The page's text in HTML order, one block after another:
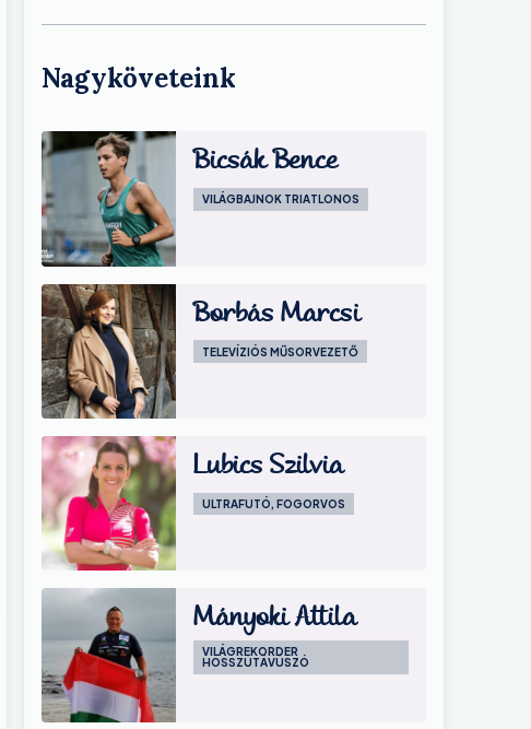
Nagyköveteink
Image
Bicsák Bence
VILÁGBAJNOK TRIATLONOS
Image
Borbás Marcsi
TELEVÍZIÓS MŰSORVEZETŐ
Image
Lubics Szilvia
ULTRAFUTÓ, FOGORVOS
Mányoki Attila
VILÁGREKORDER
HOSSZÚTÁVÚSZÓ